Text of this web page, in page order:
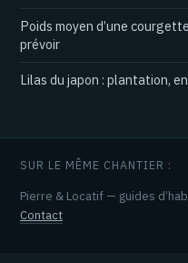
Poids moyen d’une
prévoir
Lilas du japon : plantation,
SUR LE MÊME CHANTIER :
Pierre & Locatif — guides
Contact